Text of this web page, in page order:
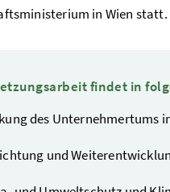
in Wien statt.
findet in
des Unternehmertums
und